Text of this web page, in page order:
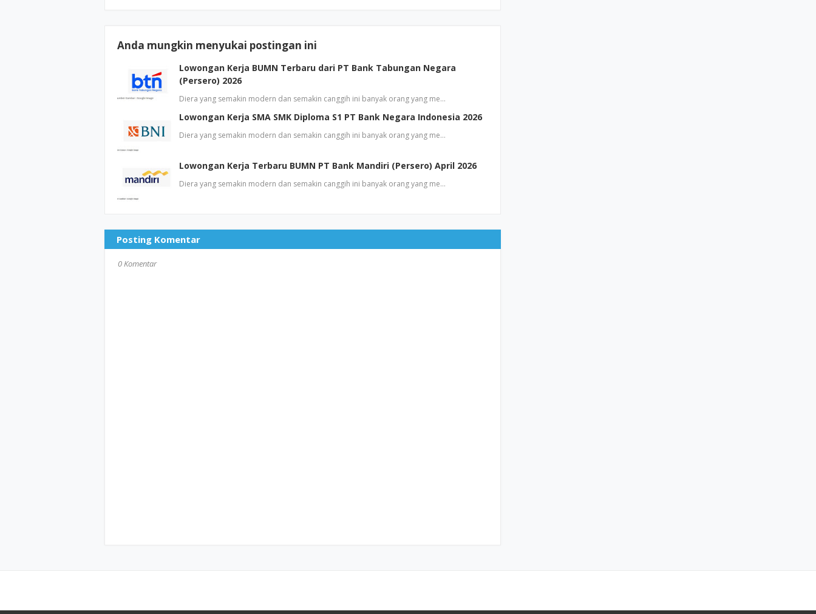
Anda mungkin menyukai postingan ini
Lowongan Kerja BUMN Terbaru dari PT Bank Tabungan Negara
(Persero) 2026
Diera yang semakin modern dan semakin canggih ini banyak orang yang me…
Lowongan Kerja SMA SMK Diploma S1 PT Bank Negara Indonesia 2026
Diera yang semakin modern dan semakin canggih ini banyak orang yang me…
Lowongan Kerja Terbaru BUMN PT Bank Mandiri (Persero) April 2026
Diera yang semakin modern dan semakin canggih ini banyak orang yang me…
Posting Komentar
0 Komentar